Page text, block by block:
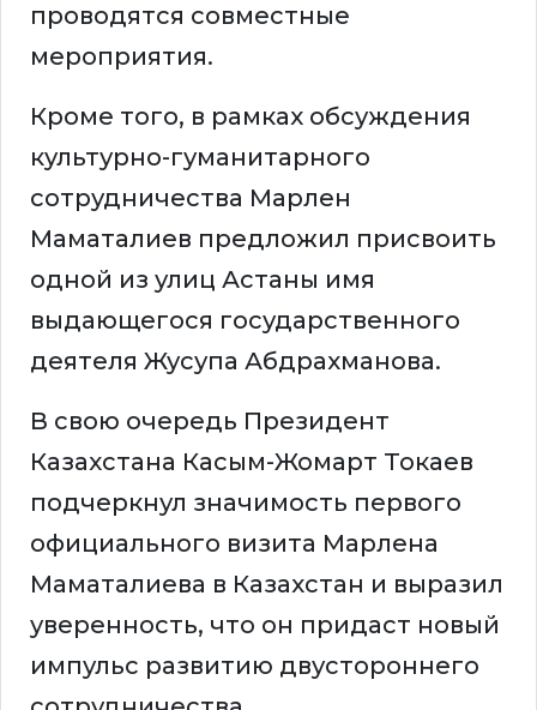
проводятся совместные
мероприятия.
Кроме того, в рамках обсуждения
культурно-гуманитарного
сотрудничества Марлен
Маматалиев предложил присвоить
одной из улиц Астаны имя
выдающегося государственного
деятеля Жусупа Абдрахманова.
В свою очередь Президент
Казахстана Касым-Жомарт Токаев
подчеркнул значимость первого
официального визита Марлена
Маматалиева в Казахстан и выразил
уверенность, что он придаст новый
импульс развитию двустороннего